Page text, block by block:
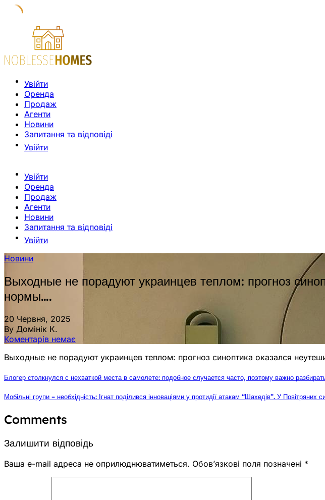
Увійти
Оренда
Продаж
Агенти
Новини
Запитання та відповіді
Увійти
Увійти
Оренда
Продаж
Агенти
Новини
Запитання та відповіді
Увійти
Новини
Выходные не порадуют украинцев теплом: прогноз
нормы….
20 Червня, 2025
By Домінік К.
Коментарів немає
Выходные не порадуют украинцев теплом: прогноз синоптика оказался
Блогер столкнулся с нехваткой места в самолете: подобное случается часто, поэтому важно
Мобільні групи – необхідність: Ігнат поділився інноваціями у протидії атакам “Шахедів”. У
Comments
Залишити відповідь
Ваша e-mail адреса не оприлюднюватиметься. Обов’язкові поля позначені *